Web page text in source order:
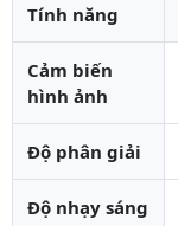
Tính năng
Cảm biến
hình ảnh
Độ phân giải
Độ nhạy sáng